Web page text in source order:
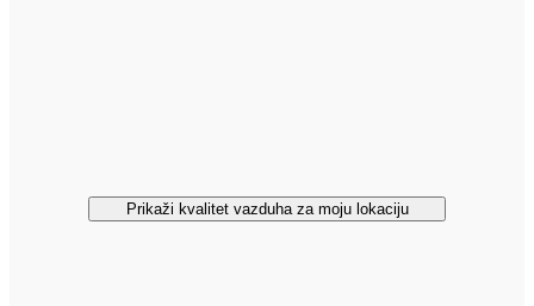
Prikaži kvalitet vazduha za moju lokaciju